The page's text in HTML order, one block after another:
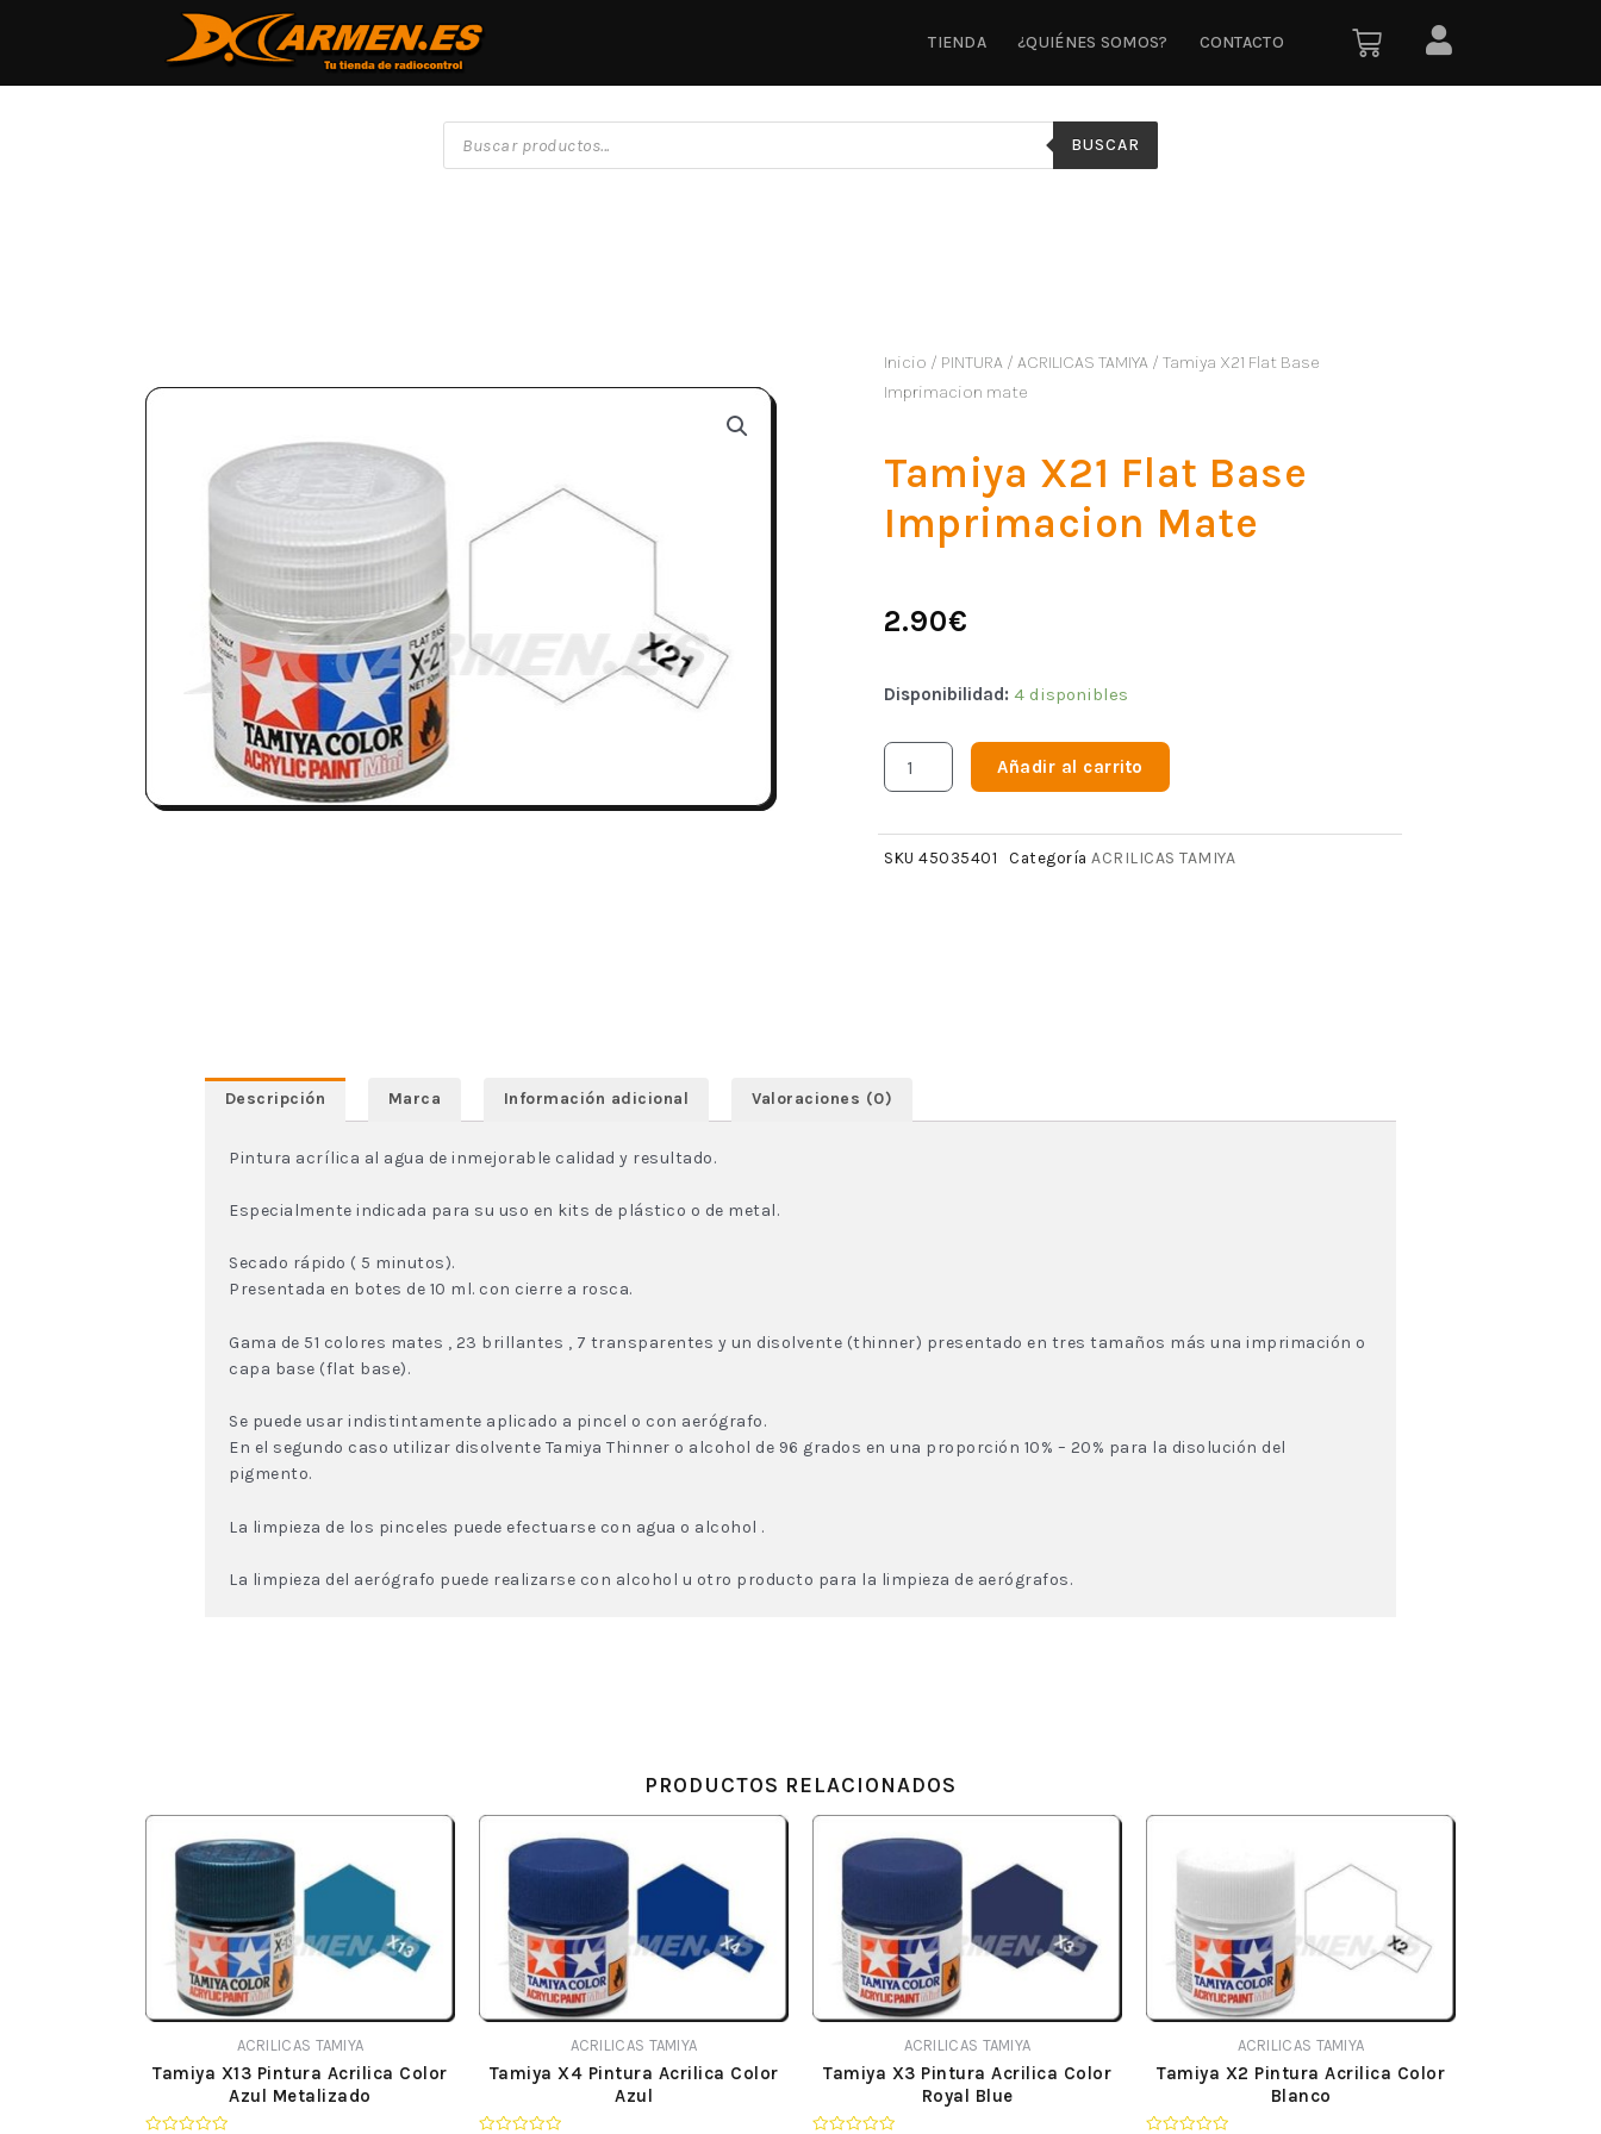
TIENDA ¿QUIÉNES SOMOS? CONTACTO
BUSCAR
Inicio / PINTURA / ACRILICAS TAMIYA / Tamiya X21 Flat Base
Imprimacion mate
Tamiya X21 Flat Base
Imprimacion Mate
2.90€
Disponibilidad: 4 disponibles
Añadir al carrito
SKU 45035401 Categoría ACRILICAS TAMIYA
Descripción Marca Información adicional Valoraciones (0)
Pintura acrílica al agua de inmejorable calidad y resultado.
Especialmente indicada para su uso en kits de plástico o de metal.
Secado rápido ( 5 minutos).
Presentada en botes de 10 ml. con cierre a rosca.
Gama de 51 colores mates , 23 brillantes , 7 transparentes y un disolvente (thinner) presentado en tres tamaños más una imprimación o
capa base (flat base).
Se puede usar indistintamente aplicado a pincel o con aerógrafo.
En el segundo caso utilizar disolvente Tamiya Thinner o alcohol de 96 grados en una proporción 10% – 20% para la disolución del
pigmento.
La limpieza de los pinceles puede efectuarse con agua o alcohol .
La limpieza del aerógrafo puede realizarse con alcohol u otro producto para la limpieza de aerógrafos.
PRODUCTOS RELACIONADOS
ACRILICAS TAMIYA
Tamiya X13 Pintura Acrilica Color
Azul Metalizado
ACRILICAS TAMIYA
Tamiya X4 Pintura Acrilica Color
Azul
ACRILICAS TAMIYA
Tamiya X3 Pintura Acrilica Color
Royal Blue
ACRILICAS TAMIYA
Tamiya X2 Pintura Acrilica Color
Blanco